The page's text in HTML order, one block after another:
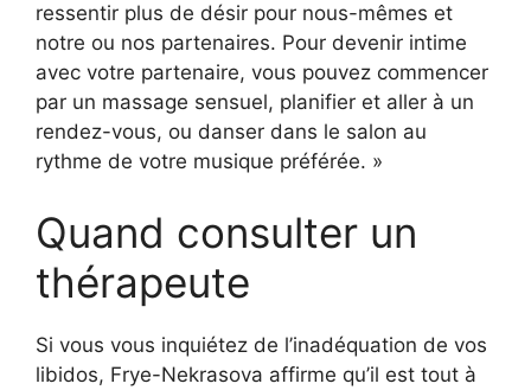
ressentir plus de désir pour nous-mêmes et
notre ou nos partenaires. Pour devenir intime
avec votre partenaire, vous pouvez commencer
par un massage sensuel, planifier et aller à un
rendez-vous, ou danser dans le salon au
rythme de votre musique préférée. »
Quand consulter un
thérapeute
Si vous vous inquiétez de l’inadéquation de vos
libidos, Frye-Nekrasova affirme qu’il est tout à